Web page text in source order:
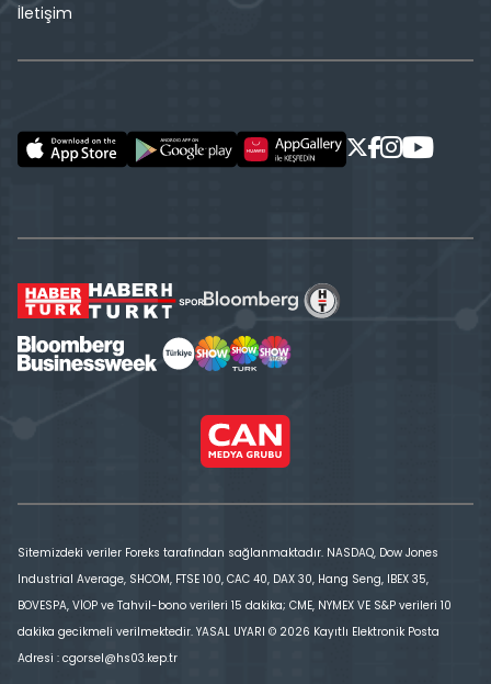
İletişim
Sitemizdeki veriler Foreks tarafından sağlanmaktadır. NASDAQ, Dow Jones
Industrial Average, SHCOM, FTSE 100, CAC 40, DAX 30, Hang Seng, IBEX 35,
BOVESPA, VİOP ve Tahvil-bono verileri 15 dakika; CME, NYMEX VE S&P verileri 10
dakika gecikmeli verilmektedir. YASAL UYARI © 2026 Kayıtlı Elektronik Posta
Adresi : cgorsel@hs03.kep.tr